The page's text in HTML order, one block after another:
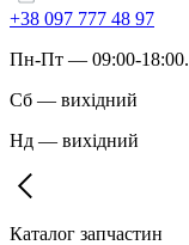
+38 097 777 48 97
Пн-Пт — 09:00-18:00.
Сб — вихідний
Нд — вихідний
Каталог запчастин